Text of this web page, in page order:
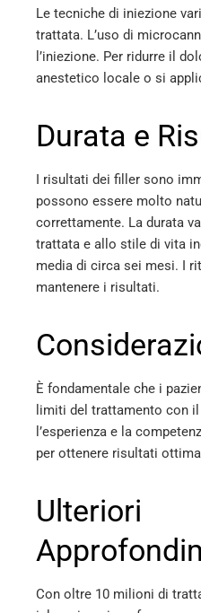
Le tecniche di iniezione
trattata. L’uso di
l’iniezione. Per ridurre il
anestetico locale o si
Durata e
I risultati dei filler sono
possono essere molto
correttamente. La durata
trattata e allo stile di vita
media di circa sei mesi. I
mantenere i risultati.
È fondamentale che i
limiti del trattamento con
l’esperienza e la
per ottenere risultati
Ulteriori
Con oltre 10 milioni di